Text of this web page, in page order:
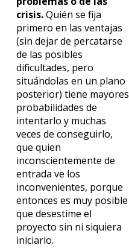
crisis.Quién se fija
primero en las ventajas
(sin dejar de percatarse
de las posibles
dificultades, pero
situándolas en un plano
posterior) tiene mayores
probabilidades de
intentarlo y muchas
veces de conseguirlo,
que quien
inconscientemente de
entrada ve los
inconvenientes, porque
entonces es muy posible
que desestime el
proyecto sin ni siquiera
iniciarlo.